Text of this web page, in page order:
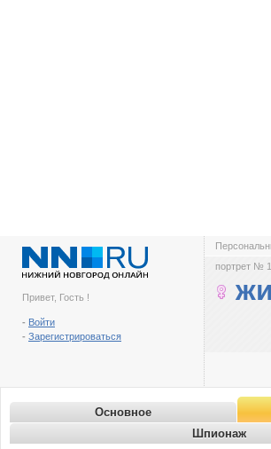
Привет, Гость !
- Войти
- Зарегистрироваться
портрет №
Основное
Шпионаж